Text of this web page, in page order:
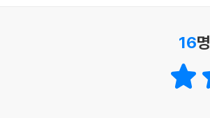
기술』, 『타이탄의 도구들』 같은 많은
16